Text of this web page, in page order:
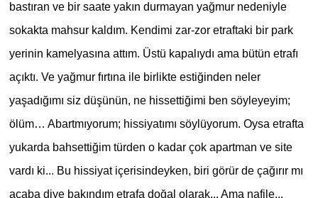
bastıran ve bir saate yakın durmayan yağmur nedeniyle
sokakta mahsur kaldım. Kendimi zar-zor etraftaki bir park
yerinin kamelyasına attım. Üstü kapalıydı ama bütün etrafı
açıktı. Ve yağmur fırtına ile birlikte estiğinden neler
yaşadığımı siz düşünün, ne hissettiğimi ben söyleyeyim;
ölüm… Abartmıyorum; hissiyatımı söylüyorum. Oysa etrafta
yukarda bahsettiğim türden o kadar çok apartman ve site
vardı ki... Bu hissiyat içerisindeyken, biri görür de çağırır mı
acaba diye bakındım etrafa doğal olarak... Ama nafile...